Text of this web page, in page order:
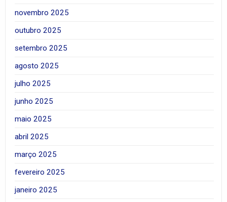
novembro 2025
outubro 2025
setembro 2025
agosto 2025
julho 2025
junho 2025
maio 2025
abril 2025
março 2025
fevereiro 2025
janeiro 2025